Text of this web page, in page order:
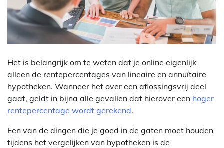
Het is belangrijk om te weten dat je online eigenlijk
alleen de rentepercentages van lineaire en annuïtaire
hypotheken. Wanneer het over een aflossingsvrij deel
gaat, geldt in bijna alle gevallen dat hierover een hoger
rentepercentage wordt gerekend.
Een van de dingen die je goed in de gaten moet houden
tijdens het vergelijken van hypotheken is de